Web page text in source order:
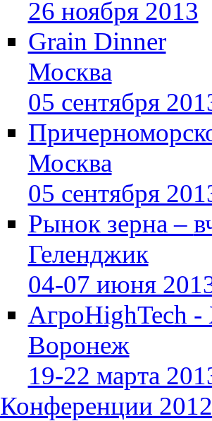
26 ноября 2013
Grain Dinner
Москва
05 сентября
Москва
05 сентября
Рынок зерна –
Геленджик
04-07 июня
АгроHighTech
Воронеж
19-22 марта
Конференции 2012